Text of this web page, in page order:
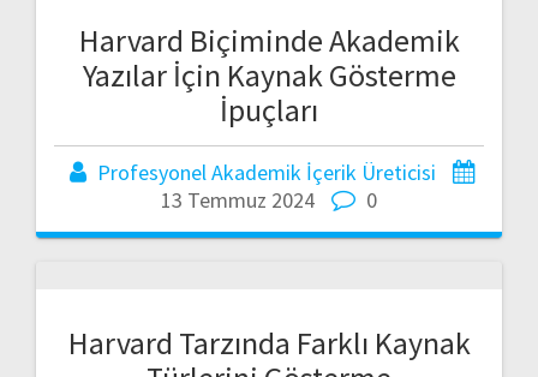
Harvard Biçiminde Akademik
Yazılar İçin Kaynak Gösterme
İpuçları
Profesyonel Akademik İçerik Üreticisi
13 Temmuz 2024
0
Harvard Tarzında Farklı Kaynak